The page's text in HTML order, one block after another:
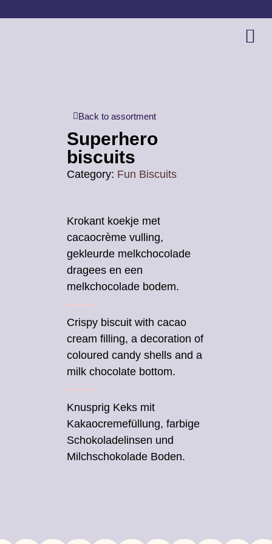
Back to assortment
Superhero
biscuits
Category: Fun Biscuits
Krokant koekje met
cacaocrème vulling,
gekleurde melkchocolade
dragees en een
melkchocolade bodem.
Crispy biscuit with cacao
cream filling, a decoration of
coloured candy shells and a
milk chocolate bottom.
Knusprig Keks mit
Kakaocremefüllung, farbige
Schokoladelinsen und
Milchschokolade Boden.